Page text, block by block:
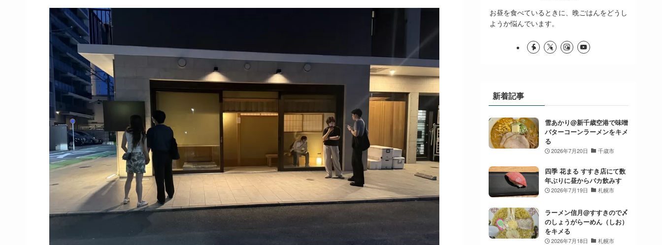
お昼を食べているときに、晩ごはんをどうし
ようか悩んでいます。
新着記事
雪あかり@新千歳空港で味噌
バターコーンラーメンをキメ
る
2026年7月20日 千歳市
四季 花まる すすき店にて数
年ぶりに昼からバカ飲みす
2026年7月19日 札幌市
ラーメン信月@すすきので〆
のしょうがらーめん（しお）
をキメる
2026年7月18日 札幌市